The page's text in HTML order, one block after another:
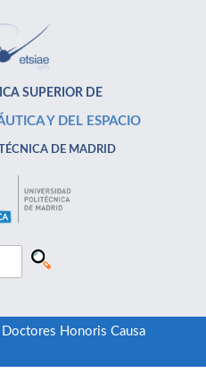
SUPERIOR DE
Y DEL ESPACIO
DE MADRID
Doctores Honoris Causa